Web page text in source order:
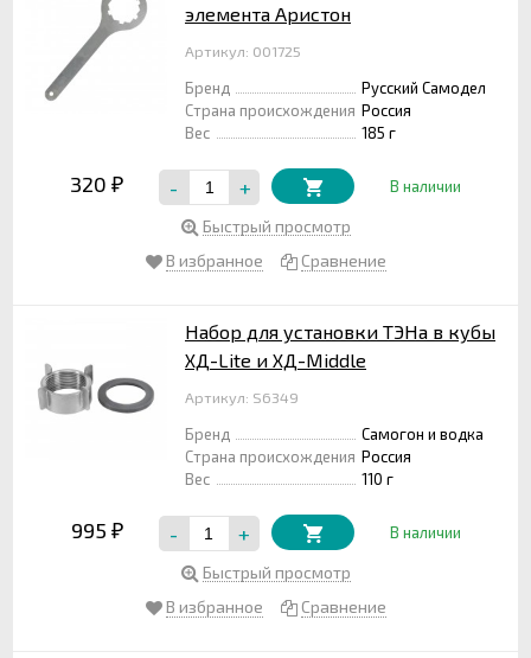
элемента Аристон
Артикул: 001725
Бренд
Русский Самодел
Страна происхождения Россия
Вес
185 г
320 ₽ - + В наличии
Быстрый просмотр
В избранное
Сравнение
Набор для установки ТЭНа в кубы
ХД-Lite и ХД-Middle
Артикул: S6349
Бренд
Самогон и водка
Страна происхождения Россия
Вес
110 г
995 ₽ - + В наличии
Быстрый просмотр
В избранное
Сравнение